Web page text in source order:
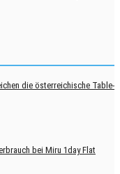
die österreichische Table-
bei Miru 1day Flat